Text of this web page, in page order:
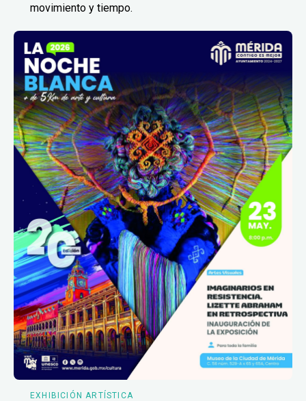
movimiento y tiempo.
EXHIBICIÓN ARTÍSTICA